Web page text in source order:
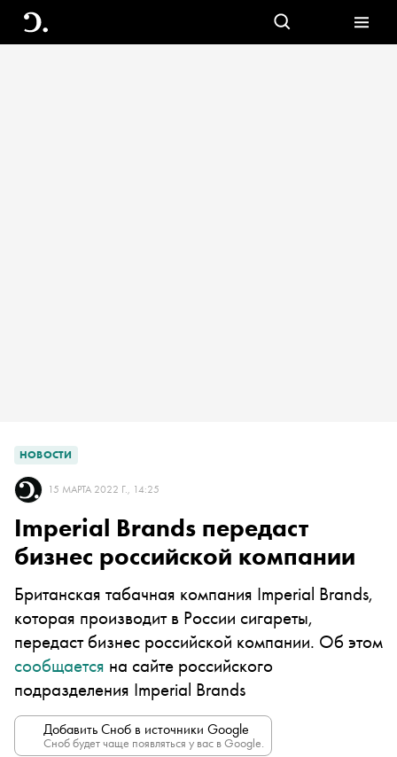
НОВОСТИ
15 МАРТА 2022 Г., 14:25
Imperial Brands передаст
бизнес российской компании
Британская табачная компания Imperial Brands,
которая производит в России сигареты,
передаст бизнес российской компании. Об этом
сообщается на сайте российского
подразделения Imperial Brands
Добавить Сноб в источники Google
Сноб будет чаще появляться у вас в Google.